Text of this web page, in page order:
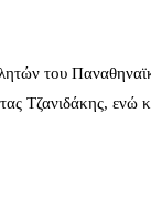
του
Τζανιδάκης, ενώ